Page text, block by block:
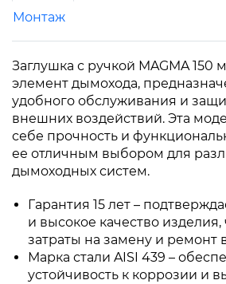
Монтаж
Заглушка с ручкой MAGMA
элемент дымохода,
удобного обслуживания и
внешних воздействий. Эта
себе прочность и
ее отличным выбором для
дымоходных систем.
Гарантия 15 лет –
и высокое качество изделия,
затраты на замену и ремонт
Марка стали AISI 439 –
устойчивость к коррозии и